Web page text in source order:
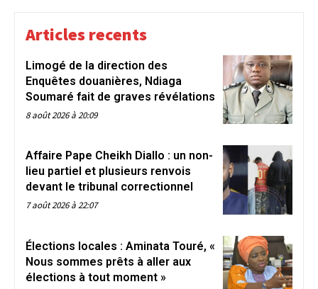
Articles recents
Limogé de la direction des
Enquêtes douanières, Ndiaga
Soumaré fait de graves révélations
8 août 2026 à 20:09
Affaire Pape Cheikh Diallo : un non-
lieu partiel et plusieurs renvois
devant le tribunal correctionnel
7 août 2026 à 22:07
Élections locales : Aminata Touré, «
Nous sommes prêts à aller aux
élections à tout moment »